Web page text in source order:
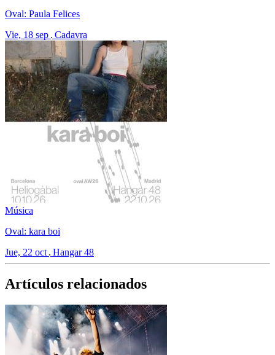
Oval: Paula Felices
Vie, 18 sep Cadavra
Música
Oval: kara boi
Jue, 22 oct Hangar 48
Artículos relacionados